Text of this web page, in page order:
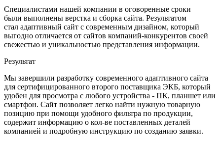
Специалистами нашей компании в оговоренные сроки
были выполнены верстка и сборка сайта. Результатом
стал адаптивный сайт с современным дизайном, который
выгодно отличается от сайтов компаний-конкурентов своей
свежестью и уникальностью представления информации.
Результат
Мы завершили разработку современного адаптивного сайта
для сертифицированного второго поставщика ЭКБ, который
удобен для просмотра с любого устройства - ПК, планшет или
смартфон. Сайт позволяет легко найти нужную товарную
позицию при помощи удобного фильтра по продукции,
содержит информацию о кол-ве поставленных деталей
компанией и подробную инструкцию по созданию заявки.